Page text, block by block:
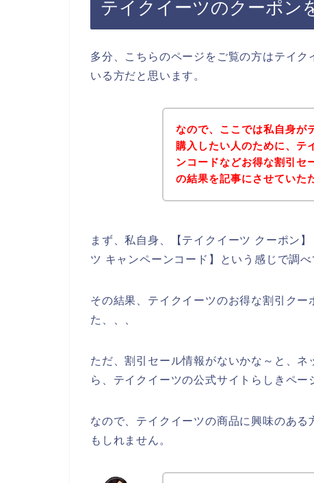
テイクイーツのクーポン
多分、こちらのページをご覧の方はテイ
いる方だと思います。
なので、ここでは私自身が
購入したい人のために、テ
ンコードなどお得な割引セ
の結果を記事にさせていた
まず、私自身、【テイクイーツ クーポン
ツ キャンペーンコード】という感じで調べ
その結果、テイクイーツのお得な割引ク
た、、、
ただ、割引セール情報がないかな～と、
ら、テイクイーツの公式サイトらしきペー
なので、テイクイーツの商品に興味のあ
もしれません。